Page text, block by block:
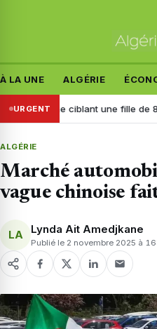
À LA UNE ALGÉRIE
URGENT
ciblant une fille de 8 ans :
ALGÉRIE
Marché
vague chinoise
LA Lynda Ait Amedjkane
Publié le 2 novembre 2025 à